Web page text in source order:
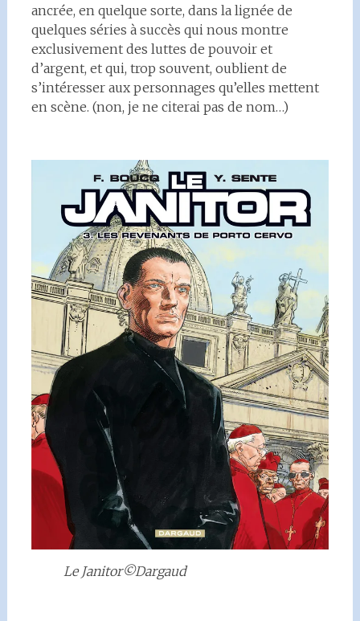
ancrée, en quelque sorte, dans la lignée de
quelques séries à succès qui nous montre
exclusivement des luttes de pouvoir et
d’argent, et qui, trop souvent, oublient de
s’intéresser aux personnages qu’elles mettent
en scène. (non, je ne citerai pas de nom…)
Le Janitor©Dargaud